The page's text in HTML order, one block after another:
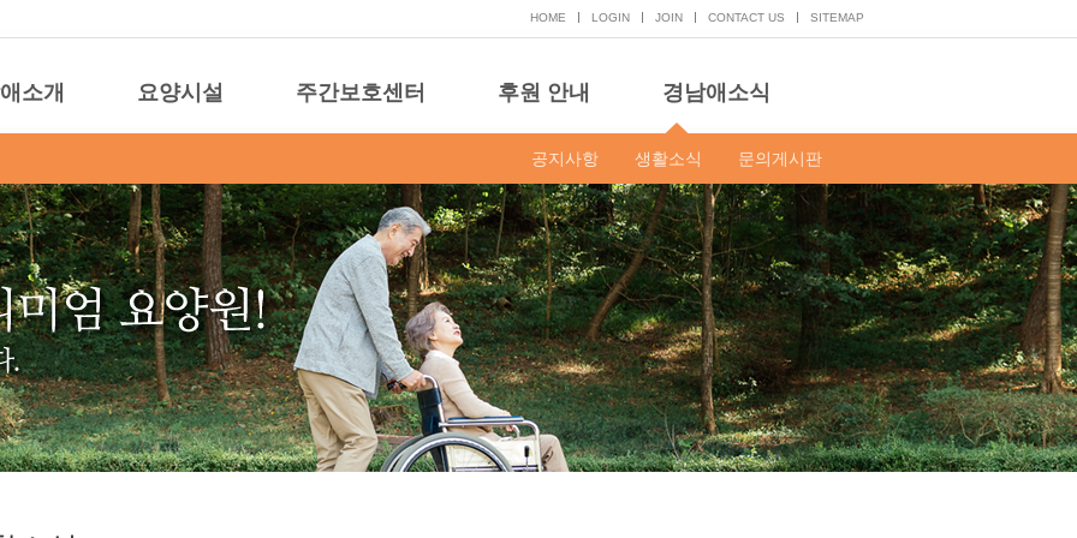
HOME LOGIN JOIN CONTACT US SITEMAP
소개 요양시설 주간보호센터 후원 안내 경남애소식
공지사항 생활소식 문의게시판